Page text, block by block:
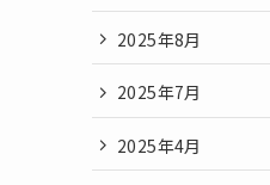
2025年8月
2025年7月
2025年4月